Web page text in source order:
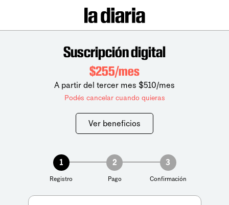
Suscripción digital
$255/mes
A partir del tercer mes $510/mes
Podés cancelar cuando quieras
Ver beneficios
1
Registro
2
Pago
3
Confirmación